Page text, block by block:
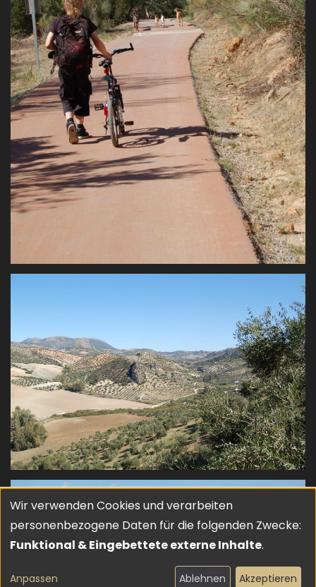
Verwendung
von
personenbezogenen
Wir verwenden Cookies und verarbeiten
personenbezogene Daten für die folgenden Zwecke:
Funktional & Eingebettete externe Inhalte.
Anpassen Ablehnen Akzeptieren